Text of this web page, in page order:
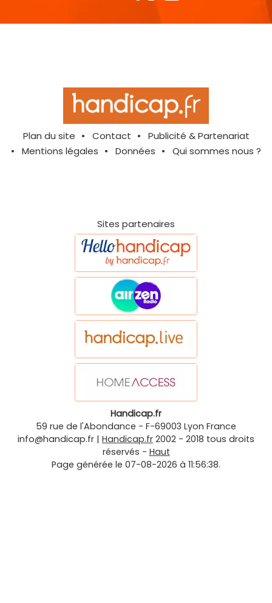
Plan du site Contact
Publicité & Partenariat
Mentions légales
Données Qui sommes nous ?
Sites partenaires
Handicap.fr
59 rue de l'Abondance - F-69003 Lyon France
info@handicap.fr | Handicap.fr 2002 - 2018 tous droits
réservés - Haut
Page générée le 07-08-2026 à 11:56:38.